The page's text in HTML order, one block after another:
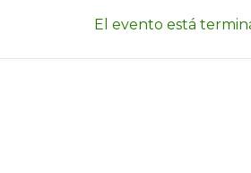
El evento está